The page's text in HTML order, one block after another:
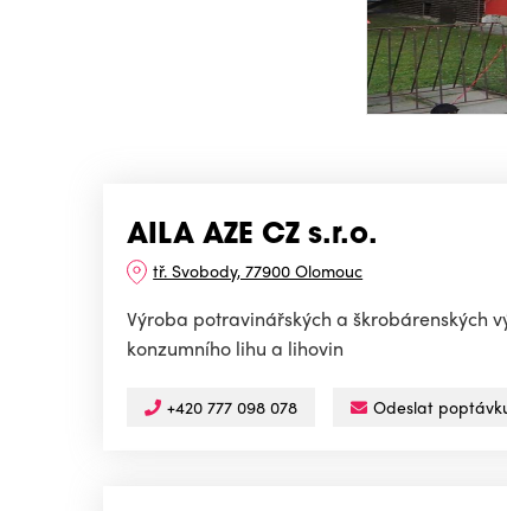
AILA AZE CZ s.r.o.
tř. Svobody, 77900 Olomouc
Výroba potravinářských a škrobárenských
konzumního lihu a lihovin
+420 777 098 078 Odeslat